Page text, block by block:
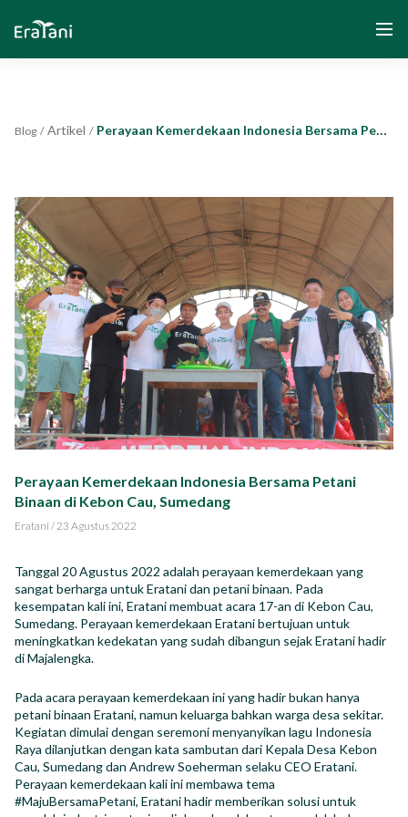
Tentang Kami
Solusi
Komunitas dan Program
Yayasan Segenggam Beras
Media
Impact Report
ID EN
Blog / Artikel / Perayaan Kemerdekaan Indonesia Bersama Petani Binaan di Kebon Cau, Sumedang
Perayaan Kemerdekaan Indonesia Bersama Petani
Binaan di Kebon Cau, Sumedang
Eratani /23 Agustus 2022
Tanggal 20 Agustus 2022 adalah perayaan kemerdekaan yang
sangat berharga untuk Eratani dan petani binaan. Pada
kesempatan kali ini, Eratani membuat acara 17-an di Kebon Cau,
Sumedang. Perayaan kemerdekaan Eratani bertujuan untuk
meningkatkan kedekatan yang sudah dibangun sejak Eratani hadir
di Majalengka.
Pada acara perayaan kemerdekaan ini yang hadir bukan hanya
petani binaan Eratani, namun keluarga bahkan warga desa sekitar.
Kegiatan dimulai dengan seremoni menyanyikan lagu Indonesia
Raya dilanjutkan dengan kata sambutan dari Kepala Desa Kebon
Cau, Sumedang dan Andrew Soeherman selaku CEO Eratani.
Perayaan kemerdekaan kali ini membawa tema
#MajuBersamaPetani, Eratani hadir memberikan solusi untuk